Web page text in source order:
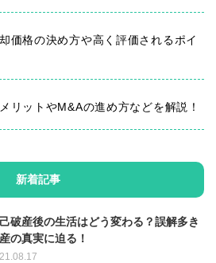
価格の決め方や高く評価されるポイ
リットやM&Aの進め方などを解説！
新着記事
破産後の生活はどう変わる？誤解多き
の真実に迫る！